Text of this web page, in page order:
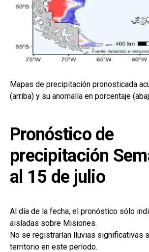
Mapas de precipitación pronosticada
(arriba) y su anomalía en porcentaje
Pronóstico de
precipitación
al 15 de julio
Al día de la fecha, el pronóstico sólo
aisladas sobre Misiones.
No se registrarían lluvias significativas
territorio en este período.